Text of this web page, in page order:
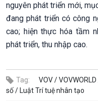
nguyên phát triển mới,
đang phát triển có công
cao; hiện thực hóa tầm
phát triển, thu nhập cao.
Tag: VOV /
số / Luật Trí tuệ nhân tạo